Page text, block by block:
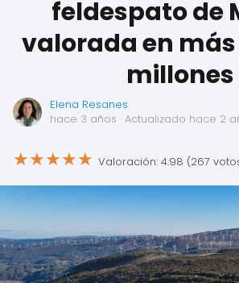
feldespato de
valorada en más
millones
Elena Resanes
hace 3 años · Actualizado hace 2
★★★★★ Valoración: 4.98 (267